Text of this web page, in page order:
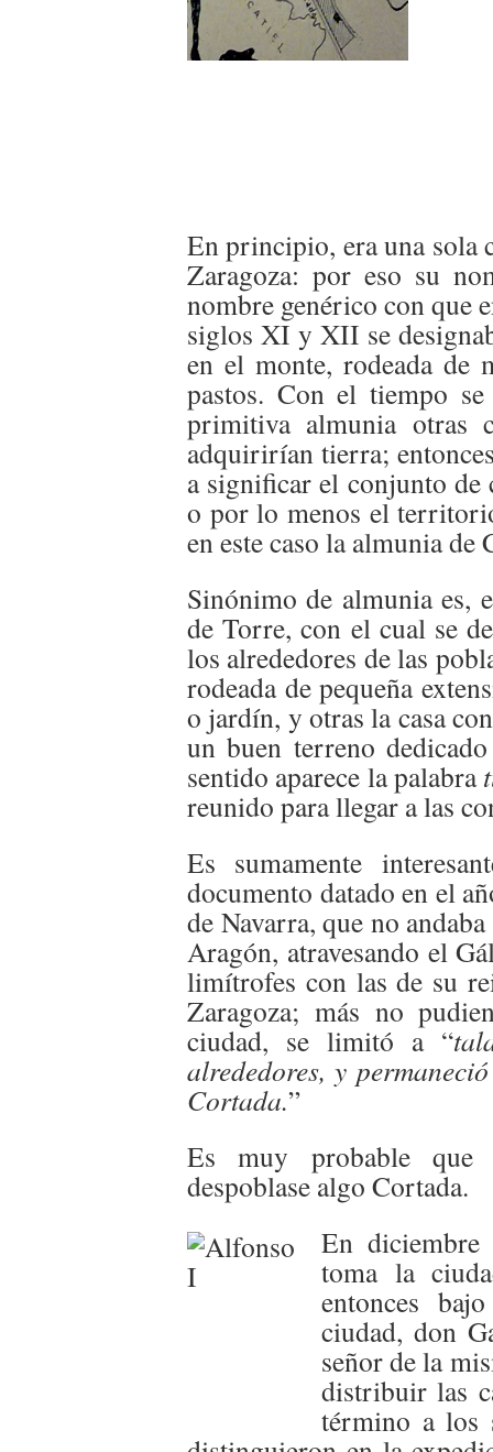
En principio, era una sola
Zaragoza: por eso su
nombre genérico con que
siglos XI y XII se
en el monte, rodeada de
pastos. Con el tiempo
primitiva almunia otras
adquirirían tierra;
a significar el conjunto de
o por lo menos el
en este caso la almunia de
Sinónimo de almunia es,
de Torre, con el cual se
los alrededores de las
rodeada de pequeña
o jardín, y otras la casa
un buen terreno
sentido aparece la palabra
reunido para llegar a las
Es sumamente
documento datado en el
de Navarra, que no
Aragón, atravesando el
limítrofes con las de su
Zaragoza; más no
ciudad, se limitó a “
alrededores, y
Cortada.”
Es muy probable que
despoblase algo Cortada.
En
toma la
entonces
ciudad, don
señor de la
distribuir las
término a los